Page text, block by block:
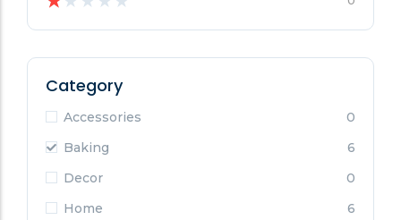
Category
Accessories
0
Baking
6
Decor
0
Home
6